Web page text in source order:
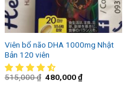
Viên bổ não DHA 1000mg Nhật
Bản 120 viên
515,000₫ 480,000₫